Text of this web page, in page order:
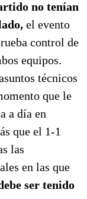
no tenían
el evento
control de
equipos.
técnicos
que le
a día en
que el 1-1
las
en las que
ser tenido